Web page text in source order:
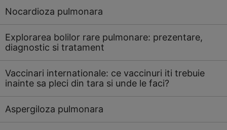
Nocardioza pulmonara
Explorarea bolilor rare pulmonare: prezentare,
diagnostic si tratament
Vaccinari internationale: ce vaccinuri iti trebuie
inainte sa pleci din tara si unde le faci?
Aspergiloza pulmonara